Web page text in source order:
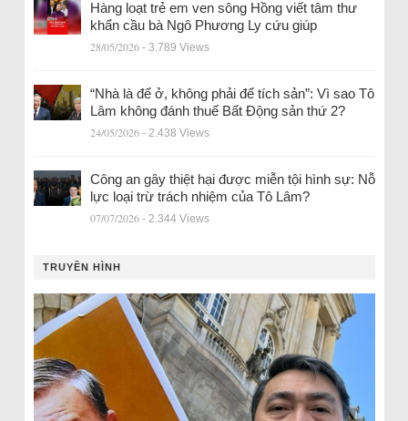
Hàng loạt trẻ em ven sông Hồng viết tâm thư
khẩn cầu bà Ngô Phương Ly cứu giúp
28/05/2026 - 3.789 Views
“Nhà là để ở, không phải để tích sản”: Vì sao Tô
Lâm không đánh thuế Bất Động sản thứ 2?
24/05/2026 - 2.438 Views
Công an gây thiệt hại được miễn tội hình sự: Nỗ
lực loại trừ trách nhiệm của Tô Lâm?
07/07/2026 - 2.344 Views
TRUYỀN HÌNH